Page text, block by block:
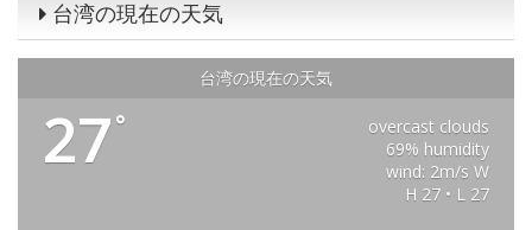
台湾の現在の天気
台湾の現在の天気
27°
overcast clouds
69% humidity
wind: 2m/s W
H 27 • L 27